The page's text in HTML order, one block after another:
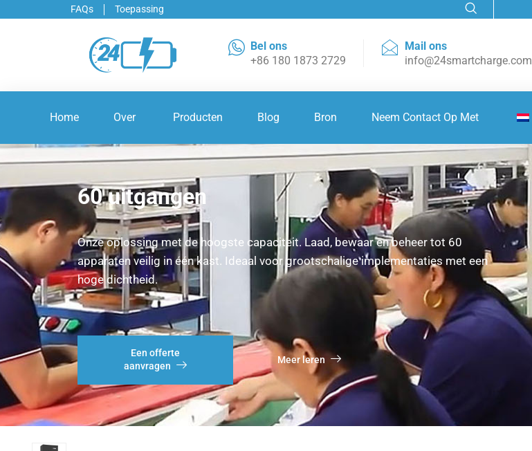
FAQs Toepassing
Bel ons
+86 180 1873 2729
Mail ons
info@24smartcharge.com
Home Over Producten Blog Bron Neem Contact Op Met
60 uitgangen
Onze oplossing met de hoogste capaciteit. Laad, bewaar en beheer tot 60
apparaten veilig in één kast. Ideaal voor grootschalige implementaties met een
hoge dichtheid.
Een offerte
aanvragen
Meer leren